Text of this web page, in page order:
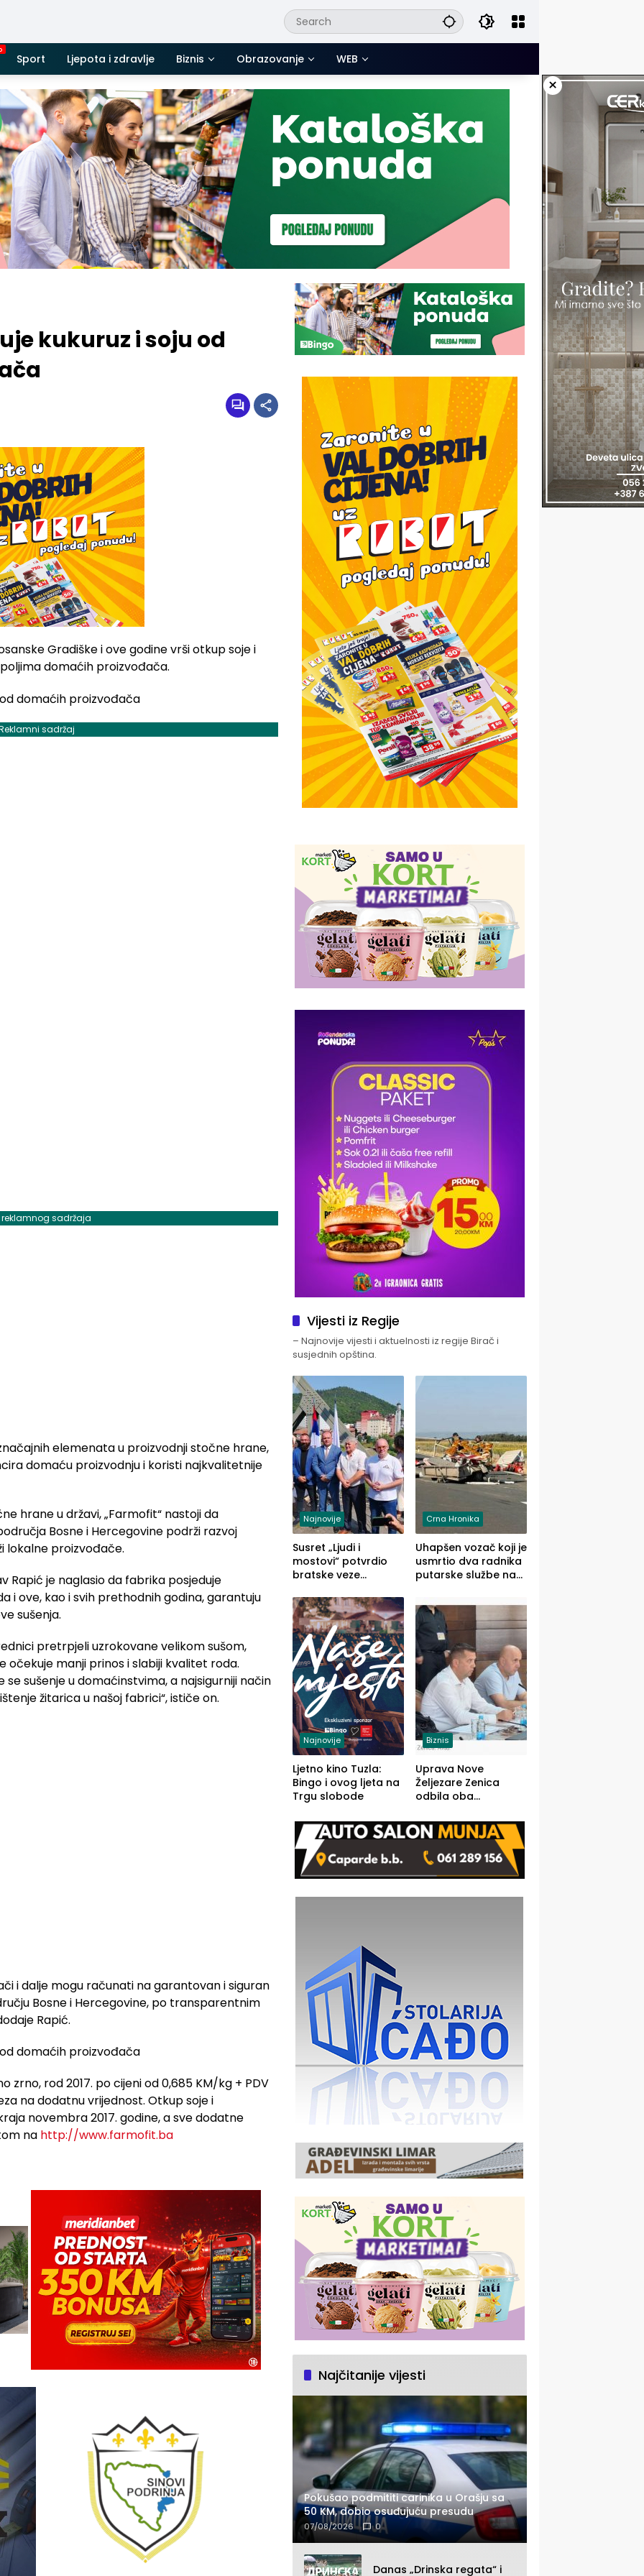
Sport Ljepota i zdravlje Biznis Obrazovanje WEB
×
kukuruz i soju od
Gradiške i ove godine vrši otkup soje i
domaćih proizvođača.
sadržaj
reklamnog sadržaja
elemenata u proizvodnji stočne hrane,
domaću proizvodnju i koristi najkvalitetnije
hrane u državi, „Farmofit“ nastoji da
Bosne i Hercegovine podrži razvoj
lokalne proizvođače.
Rapić je naglasio da fabrika posjeduje
i ove, kao i svih prethodnih godina, garantuju
sušenja.
pretrpjeli uzrokovane velikom sušom,
očekuje manji prinos i slabiji kvalitet roda.
sušenje u domaćinstvima, a najsigurniji način
žitarica u našoj fabrici“, ističe on.
i dalje mogu računati na garantovan i siguran
Bosne i Hercegovine, po transparentnim
Rapić.
zrno, rod 2017. po cijeni od 0,685 KM/kg + PDV
na dodatnu vrijednost. Otkup soje i
novembra 2017. godine, a sve dodatne
na http://www.farmofit.ba
Vijesti iz Regije
– Najnovije vijesti i aktuelnosti iz regije Birač i
susjednih opština.
Najnovije
Susret „Ljudi i
mostovi“ potvrdio
bratske veze
Zvornika
Crna Hronika
Uhapšen vozač koji je
usmrtio dva radnika
putarske službe na
prema Šapcu
(FOTO)
Najnovije
Ljetno kino Tuzla:
Bingo i ovog ljeta na
Trgu slobode
Biznis
Uprava Nove
Željezare Zenica
odbila oba
FBiH: Ustrajni da je
stečaj jedino rješenje
Najčitanije vijesti
Pokušao podmititi carinika u Orašju sa
50 KM, dobio osuđujuću presudu
07/08/2026 0
Danas „Drinska regata“ i